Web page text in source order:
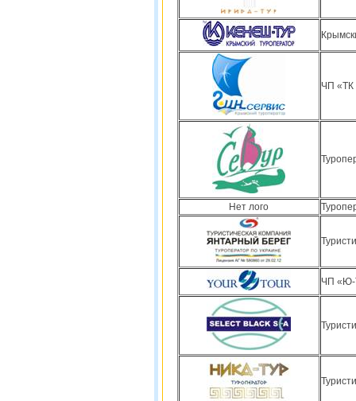
ЧП «ТК
Нет лого
ЧП «Ю-